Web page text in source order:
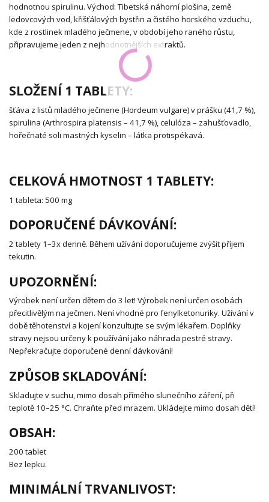
hodnotnou spirulinu. Východ: Tibetská náhorní plošina, země
ledovcových vod, křišťálových bystřin a čistého horského vzduchu,
kde z rostlinek mladého ječmene, v období jeho raného růstu,
připravujeme jeden z nejhodnotnějších extraktů.
SLOŽENÍ 1 TABLETY:
šťáva z listů mladého ječmene (Hordeum vulgare) v prášku (41,7 %),
spirulina (Arthrospira platensis – 41,7 %), celulóza – zahušťovadlo,
hořečnaté soli mastných kyselin – látka protispékavá.
CELKOVÁ HMOTNOST 1 TABLETY:
1 tableta: 500 mg
DOPORUČENÉ DÁVKOVÁNÍ:
2 tablety 1–3x denně. Během užívání doporučujeme zvýšit příjem
tekutin.
UPOZORNĚNÍ:
Výrobek není určen dětem do 3 let! Výrobek není určen osobách
přecitlivělým na ječmen. Není vhodné pro fenylketonuriky. Užívání v
době těhotenství a kojení konzultujte se svým lékařem. Doplňky
stravy nejsou určeny k používání jako náhrada pestré stravy.
Nepřekračujte doporučené denní dávkování!
ZPŮSOB SKLADOVÁNÍ:
Skladujte v suchu, mimo dosah přímého slunečního záření, při
teplotě 10–25 °C. Chraňte před mrazem. Ukládejte mimo dosah dětí!
OBSAH:
200 tablet
Bez lepku.
MINIMÁLNÍ TRVANLIVOST: